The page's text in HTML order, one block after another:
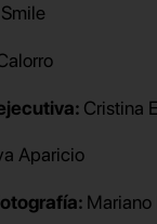
Smile
Cristina
Aparicio
Mariano